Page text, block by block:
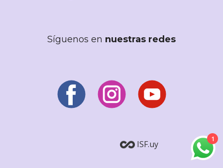
Síguenos en nuestras redes
ISF.uy 1